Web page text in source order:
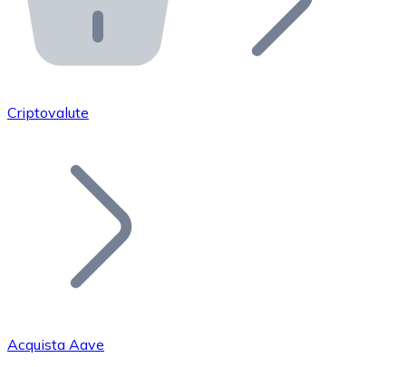
API Bitnovo
Integra la nostra API nel tuo ecosistema.
Unisciti alla nostra rete di rivenditori e
Aggiungi il token del tuo progetto al nostro servizio di
Criptovalute
Acquista Aave